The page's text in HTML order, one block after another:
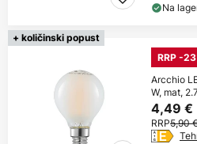
Na
+ količinski popust
RRP -
Arcchio
W, mat,
4,49 €
RRP5,90